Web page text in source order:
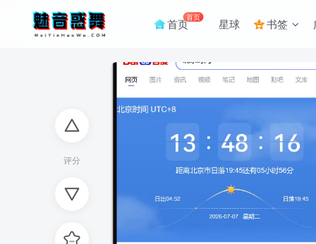
首页首页 星球 书签
评分